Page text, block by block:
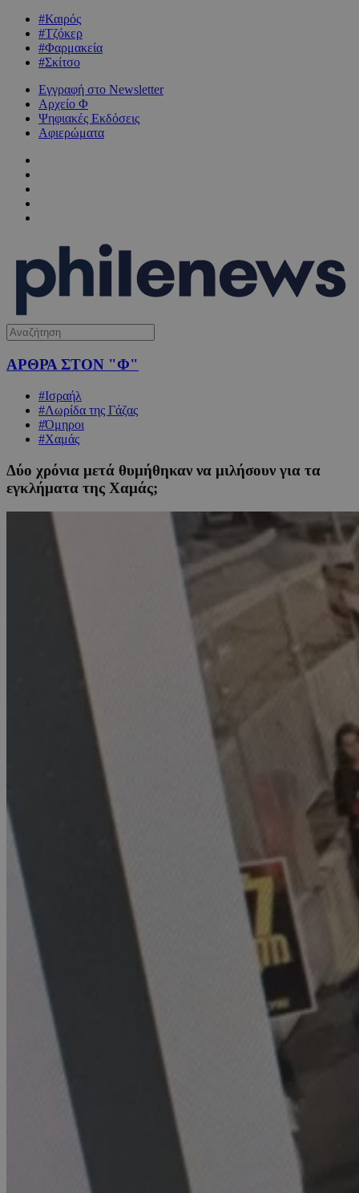
#Καιρός
#Τζόκερ
#Φαρμακεία
#Σκίτσο
Εγγραφή στο Newsletter
Αρχείο Φ
Ψηφιακές Εκδόσεις
Αφιερώματα
ΑΡΘΡΑ ΣΤΟΝ "Φ"
#Ισραήλ
#Λωρίδα της Γάζας
#Όμηροι
#Χαμάς
Δύο χρόνια μετά θυμήθηκαν να μιλήσουν για τα
εγκλήματα της Χαμάς;